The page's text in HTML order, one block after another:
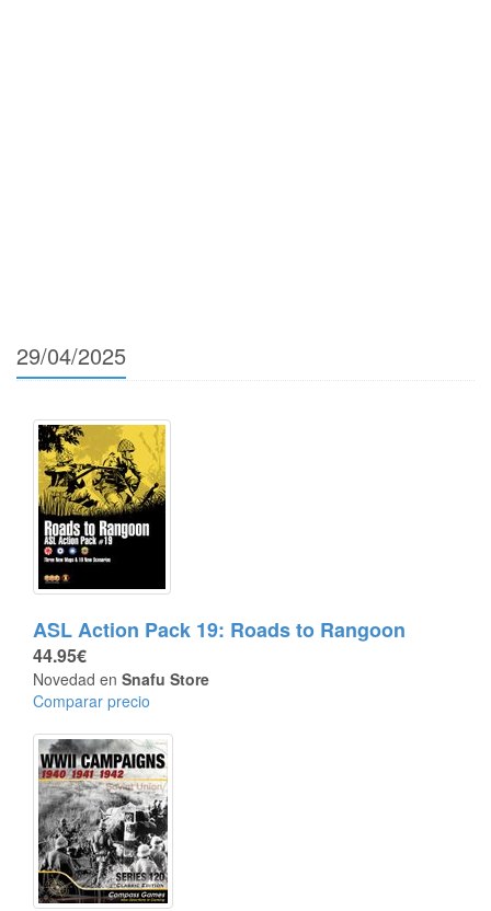
29/04/2025
ASL Action Pack 19: Roads to Rangoon
44.95€
Novedad en Snafu Store
Comparar precio